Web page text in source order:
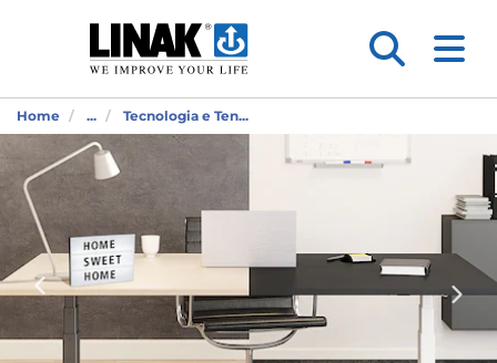
Home ... Tecnologia e Ten...